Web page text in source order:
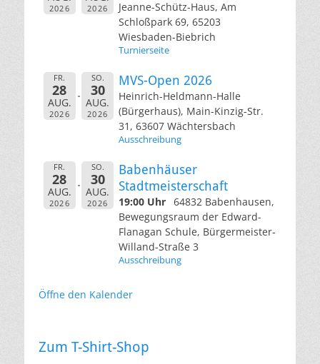
2026 2026
Jeanne-Schütz-Haus, Am
Schloßpark 69, 65203
Wiesbaden-Biebrich
Turnierseite
FR.
28
AUG.
2026
SO.
30
AUG.
2026
MVS-Open 2026
Heinrich-Heldmann-Halle
(Bürgerhaus), Main-Kinzig-Str.
31, 63607 Wächtersbach
Ausschreibung
FR.
28
AUG.
2026
SO.
30
AUG.
2026
Babenhäuser
Stadtmeisterschaft
19:00 Uhr 64832 Babenhausen,
Bewegungsraum der Edward-
Flanagan Schule, Bürgermeister-
Willand-Straße 3
Ausschreibung
Öffne den Kalender
Zum T-Shirt-Shop